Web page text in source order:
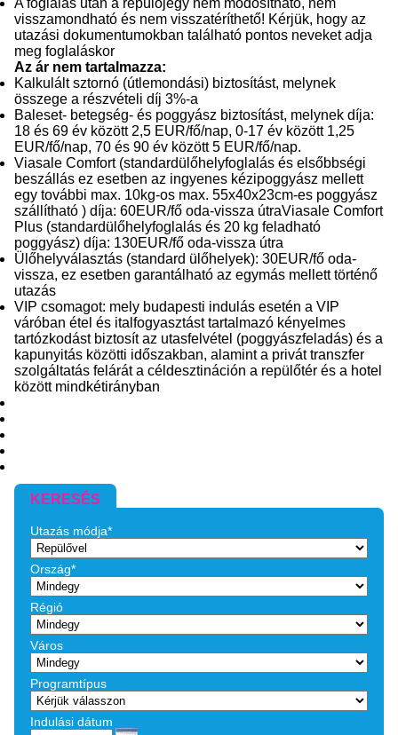
A foglalás után a repülőjegy nem módosítható, nem
visszamondható és nem visszatéríthető! Kérjük, hogy az
utazási dokumentumokban található pontos neveket adja
meg foglaláskor
Az ár nem tartalmazza:
Kalkulált sztornó (útlemondási) biztosítást, melynek
összege a részvételi díj 3%-a
Baleset- betegség- és poggyász biztosítást, melynek díja:
18 és 69 év között 2,5 EUR/fő/nap, 0-17 év között 1,25
EUR/fő/nap, 70 és 90 év között 5 EUR/fő/nap.
Viasale Comfort (standardülőhelyfoglalás és elsőbbségi
beszállás ez esetben az ingyenes kézipoggyász mellett
egy további max. 10kg-os max. 55x40x23cm-es poggyász
szállítható ) díja: 60EUR/fő oda-vissza útraViasale Comfort
Plus (standardülőhelyfoglalás és 20 kg feladható
poggyász) díja: 130EUR/fő oda-vissza útra
Ülőhelyválasztás (standard ülőhelyek): 30EUR/fő oda-
vissza, ez esetben garantálható az egymás mellett történő
utazás
VIP csomagot: mely budapesti indulás esetén a VIP
váróban étel és italfogyasztást tartalmazó kényelmes
tartózkodást biztosít az utasfelvétel (poggyászfeladás) és a
kapunyitás közötti időszakban, alamint a privát transzfer
szolgáltatás felárát a céldesztináción a repülőtér és a hotel
között mindkétirányban
KERESÉS
Utazás módja*
Ország*
Régió
Város
Programtípus
Indulási dátum